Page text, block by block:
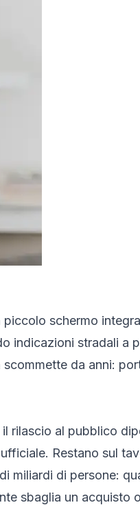
schermo
indicazioni stradali a
da anni:
rilascio al pubblico
Restano sul
miliardi di persone:
sbaglia un acquisto o